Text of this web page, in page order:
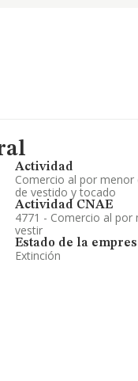
Actividad
Comercio al por menor
de vestido y tocado
Actividad CNAE
4771 - Comercio al por
vestir
Estado de la
Extinción